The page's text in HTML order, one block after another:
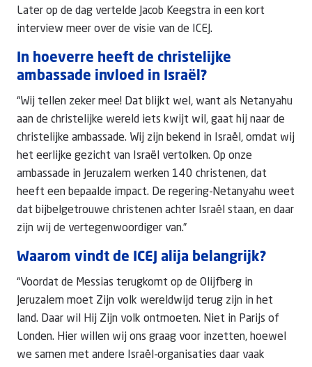
Later op de dag vertelde Jacob Keegstra in een kort
interview meer over de visie van de ICEJ.
In hoeverre heeft de christelijke
ambassade invloed in Israël?
“Wij tellen zeker mee! Dat blijkt wel, want als Netanyahu
aan de christelijke wereld iets kwijt wil, gaat hij naar de
christelijke ambassade. Wij zijn bekend in Israël, omdat wij
het eerlijke gezicht van Israël vertolken. Op onze
ambassade in Jeruzalem werken 140 christenen, dat
heeft een bepaalde impact. De regering-Netanyahu weet
dat bijbelgetrouwe christenen achter Israël staan, en daar
zijn wij de vertegenwoordiger van.”
Waarom vindt de ICEJ alija belangrijk?
“Voordat de Messias terugkomt op de Olijfberg in
Jeruzalem moet Zijn volk wereldwijd terug zijn in het
land. Daar wil Hij Zijn volk ontmoeten. Niet in Parijs of
Londen. Hier willen wij ons graag voor inzetten, hoewel
we samen met andere Israël-organisaties daar vaak